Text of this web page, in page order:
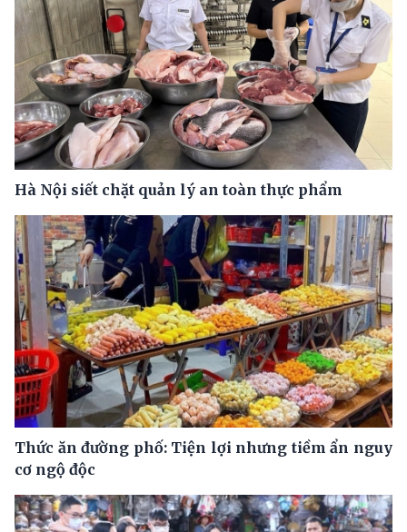
Hà Nội siết chặt quản lý an toàn thực phẩm
Thức ăn đường phố: Tiện lợi nhưng tiềm ẩn nguy
cơ ngộ độc